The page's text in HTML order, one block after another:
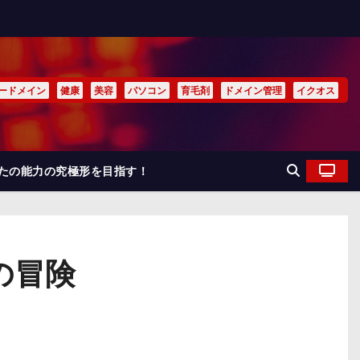
ドメイン 健康 美容 パソコン 育毛剤 ドメイン管理 イクオス
の能力の究極形を目指す！
冒険